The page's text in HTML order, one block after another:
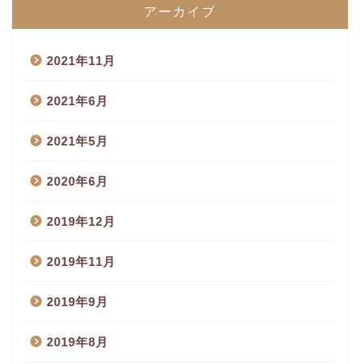
アーカイブ
2021年11月
2021年6月
2021年5月
2020年6月
2019年12月
2019年11月
2019年9月
2019年8月